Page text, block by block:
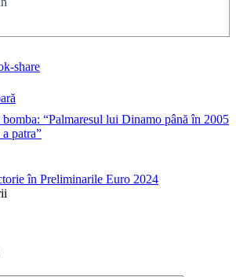
“Palmaresul lui Dinamo până în 2005
patra”
în Preliminarile Euro 2024